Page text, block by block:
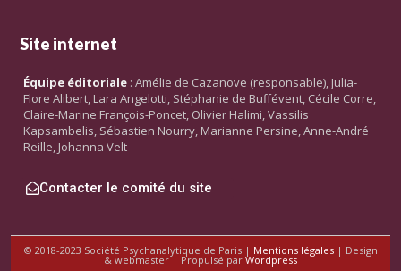
Site internet
Équipe éditoriale : Amélie de Cazanove (responsable), Julia-
Flore Alibert, Lara Angelotti, Stéphanie de Buffévent, Cécile Corre,
Claire-Marine François-Poncet, Olivier Halimi, Vassilis
Kapsambelis, Sébastien Nourry, Marianne Persine, Anne-André
Reille, Johanna Velt
Contacter le comité du site
© 2018-2023 Société Psychanalytique de Paris | Mentions légales| Design
& webmaster | Propulsé par Wordpress